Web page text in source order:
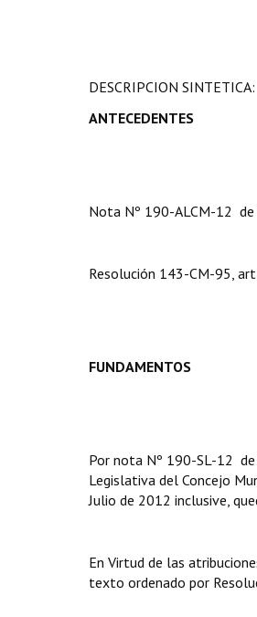
DESCRIPCION
ANTECEDENTES
Nota Nº 190-ALCM-12
Resolución 143-CM-95,
FUNDAMENTOS
Por nota Nº 190-SL-12
Legislativa del Concejo
Julio de 2012 inclusive,
En Virtud de las
texto ordenado por